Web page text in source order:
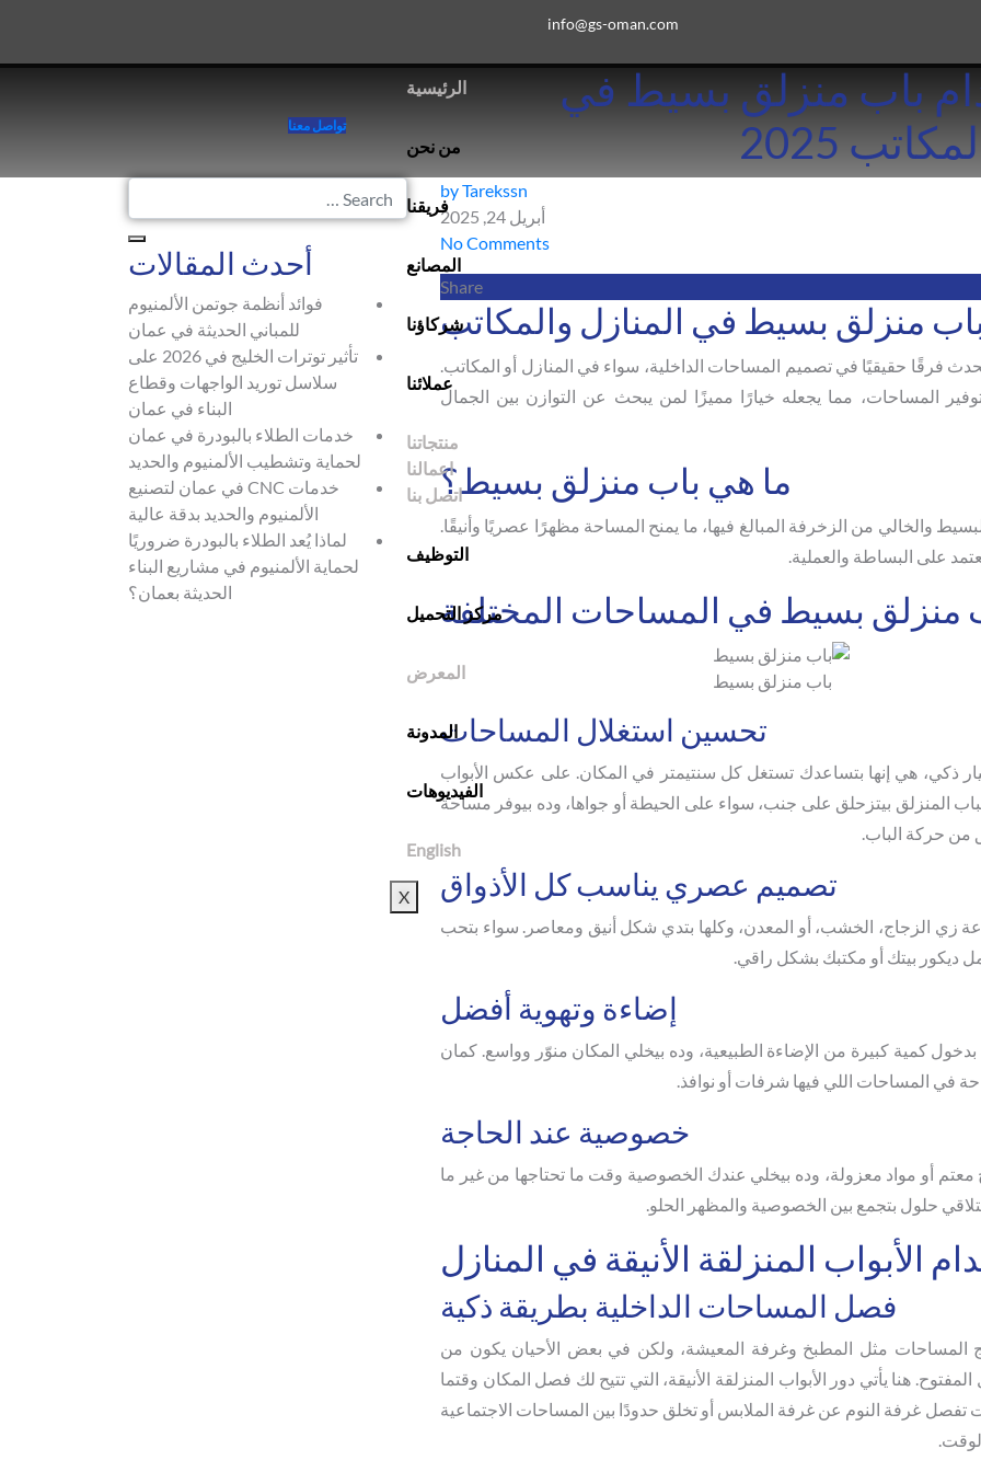
info@gs-oman.com
الرئيسية
من نحن
فريقنا
المصانع
شركاؤنا
عملائنا
منتجاتنا
اعمالنا
اتصل بنا
التوظيف
مركز التحميل
المعرض
المدونة
الفيديوهات
English
X
تواصل معنا
باب منزلق بسيط في
2025
by Tarekssn
أبريل 24, 2025
No Comments
Share
منزلق بسيط في المنازل والمكاتب
فرقًا حقيقيًا في تصميم المساحات الداخلية، سواء في المنازل أو المكاتب.
المساحات، مما يجعله خيارًا مميزًا لمن يبحث عن التوازن بين الجمال
ما هي باب منزلق بسيط؟
والخالي من الزخرفة المبالغ فيها، ما يمنح المساحة مظهرًا عصريًا وأنيقًا.
على البساطة والعملية.
منزلق بسيط في المساحات المختلفة
باب منزلق بسيط
تحسين استغلال المساحات
ذكي، هي إنها بتساعدك تستغل كل سنتيمتر في المكان. على عكس الأبواب
المنزلق بيتزحلق على جنب، سواء على الحيطة أو جواها، وده بيوفر مساحة
من حركة الباب.
تصميم عصري يناسب كل الأذواق
زي الزجاج، الخشب، أو المعدن، وكلها بتدي شكل أنيق ومعاصر. سواء بتحب
ديكور بيتك أو مكتبك بشكل راقي.
إضاءة وتهوية أفضل
كمية كبيرة من الإضاءة الطبيعية، وده بيخلي المكان منوّر وواسع. كمان
في المساحات اللي فيها شرفات أو نوافذ.
خصوصية عند الحاجة
أو مواد معزولة، وده بيخلي عندك الخصوصية وقت ما تحتاجها من غير ما
حلول بتجمع بين الخصوصية والمظهر الحلو.
الأبواب المنزلقة الأنيقة في المنازل
فصل المساحات الداخلية بطريقة ذكية
المساحات مثل المطبخ وغرفة المعيشة، ولكن في بعض الأحيان يكون من
هنا يأتي دور الأبواب المنزلقة الأنيقة، التي تتيح لك فصل المكان وقتما
غرفة النوم عن غرفة الملابس أو تخلق حدودًا بين المساحات الاجتماعية
أحدث المقالات
فوائد أنظمة جوتمن الألمنيوم
للمباني الحديثة في عمان
تأثير توترات الخليج في 2026 على
سلاسل توريد الواجهات وقطاع
البناء في عمان
خدمات الطلاء بالبودرة في عمان
لحماية وتشطيب الألمنيوم والحديد
خدمات CNC في عمان لتصنيع
الألمنيوم والحديد بدقة عالية
لماذا يُعد الطلاء بالبودرة ضروريًا
لحماية الألمنيوم في مشاريع البناء
الحديثة بعمان؟